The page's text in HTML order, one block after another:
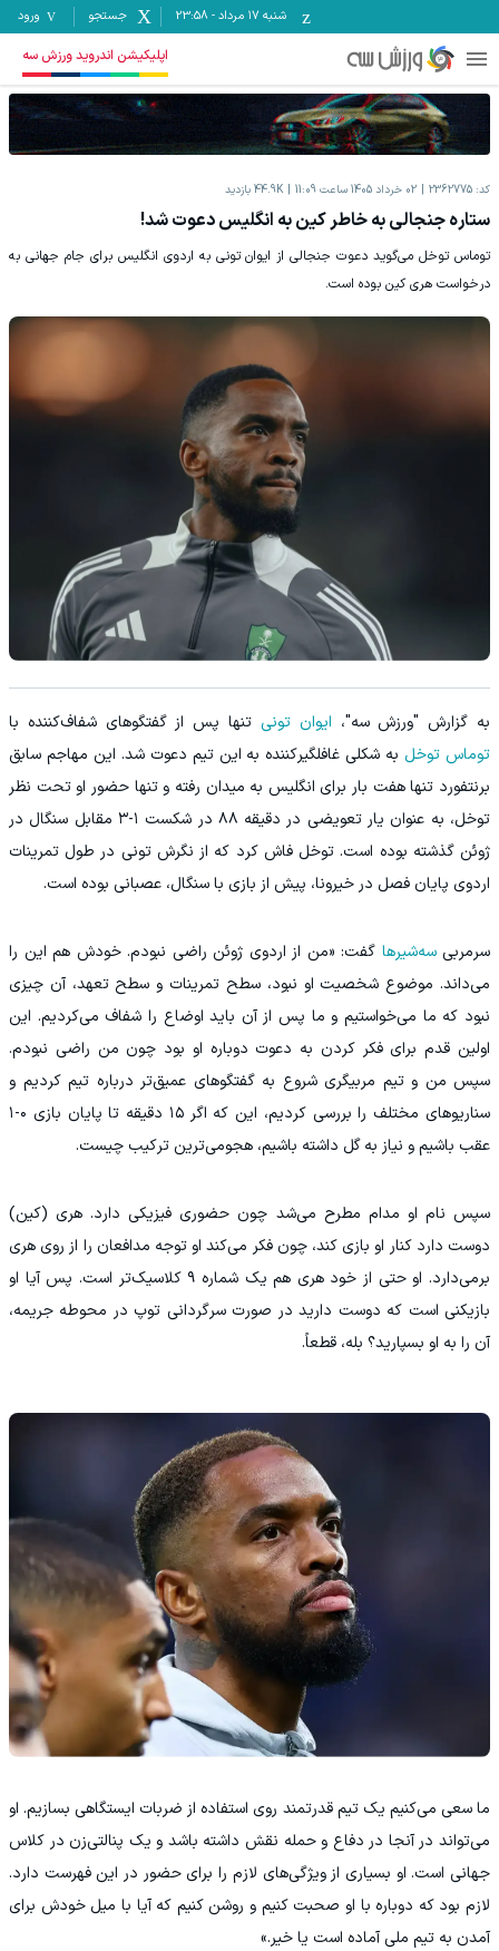
شنبه ۱۷ مرداد -
23:58 جستجو ورود
اپلیکیشن اندروید ورزش سه
کد: 2362775 02 خرداد 1405 ساعت 11:09 44.9K بازدید
ستاره جنجالی به خاطر کین به انگلیس دعوت شد!
توماس توخل می‌گوید دعوت جنجالی از ایوان تونی به اردوی انگلیس برای جام جهانی به
درخواست هری کین بوده است.
به گزارش "ورزش سه"، ایوان تونی تنها پس از گفتگوهای شفاف‌کننده با
توماس توخل به شکلی غافلگیرکننده به این تیم دعوت شد. این مهاجم سابق
برنتفورد تنها هفت بار برای انگلیس به میدان رفته و تنها حضور او تحت نظر
توخل، به عنوان یار تعویضی در دقیقه ۸۸ در شکست ۱-۳ مقابل سنگال در
ژوئن گذشته بوده است. توخل فاش کرد که از نگرش تونی در طول تمرینات
اردوی پایان فصل در خیرونا، پیش از بازی با سنگال، عصبانی بوده است.
سرمربیسه‌شیرها گفت: «من از اردوی ژوئن راضی نبودم. خودش هم این را
می‌داند. موضوع شخصیت او نبود، سطح تمرینات و سطح تعهد، آن چیزی
نبود که ما می‌خواستیم و ما پس از آن باید اوضاع را شفاف می‌کردیم. این
اولین قدم برای فکر کردن به دعوت دوباره او بود چون من راضی نبودم.
سپس من و تیم مربیگری شروع به گفتگوهای عمیق‌تر درباره تیم کردیم و
سناریوهای مختلف را بررسی کردیم، این که اگر ۱۵ دقیقه تا پایان بازی ۰-۱
عقب باشیم و نیاز به گل داشته باشیم، هجومی‌ترین ترکیب چیست.
سپس نام او مدام مطرح می‌شد چون حضوری فیزیکی دارد. هری (کین)
دوست دارد کنار او بازی کند، چون فکر می‌کند او توجه مدافعان را از روی هری
برمی‌دارد. او حتی از خود هری هم یک شماره ۹ کلاسیک‌تر است. پس آیا او
بازیکنی است که دوست دارید در صورت سرگردانی توپ در محوطه جریمه،
آن را به او بسپارید؟ بله، قطعاً.
ما سعی می‌کنیم یک تیم قدرتمند روی استفاده از ضربات ایستگاهی بسازیم. او
می‌تواند در آنجا در دفاع و حمله نقش داشته باشد و یک پنالتی‌زن در کلاس
جهانی است. او بسیاری از ویژگی‌های لازم را برای حضور در این فهرست دارد.
لازم بود که دوباره با او صحبت کنیم و روشن کنیم که آیا با میل خودش برای
آمدن به تیم ملی آماده است یا خیر.»